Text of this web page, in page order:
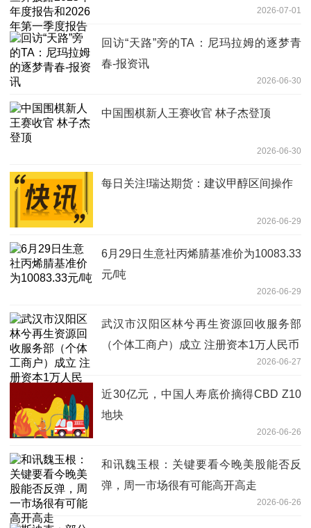
2026-07-01
回访“天路”旁的TA：尼玛拉姆的逐梦青
春-报资讯
2026-06-30
中国围棋新人王赛收官 林子杰登顶
2026-06-30
每日关注!瑞达期货：建议甲醇区间操作
2026-06-29
6月29日生意社丙烯腈基准价为10083.33
元/吨
2026-06-29
武汉市汉阳区林兮再生资源回收服务部
（个体工商户）成立 注册资本1万人民币
2026-06-27
近30亿元，中国人寿底价摘得CBD Z10
地块
2026-06-26
和讯魏玉根：关键要看今晚美股能否反
弹，周一市场很有可能高开高走
2026-06-26